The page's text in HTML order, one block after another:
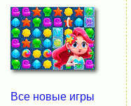
Все новые игры